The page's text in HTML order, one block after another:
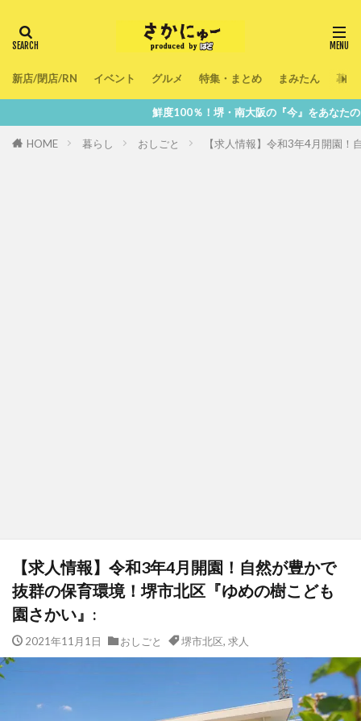
新店/閉店/RN イベント グルメ 特集・まとめ まみたん 暮ら
鮮度100％！堺・南大阪の『今』をあなたのスマホへ直送！
HOME 暮らし おしごと 【求人情報】令和3年4月開園
【求人情報】令和3年4月開園！自然が豊かで
抜群の保育環境！堺市北区『ゆめの樹こども
園さかい』:
2021年11月1日 おしごと 堺市北区, 求人